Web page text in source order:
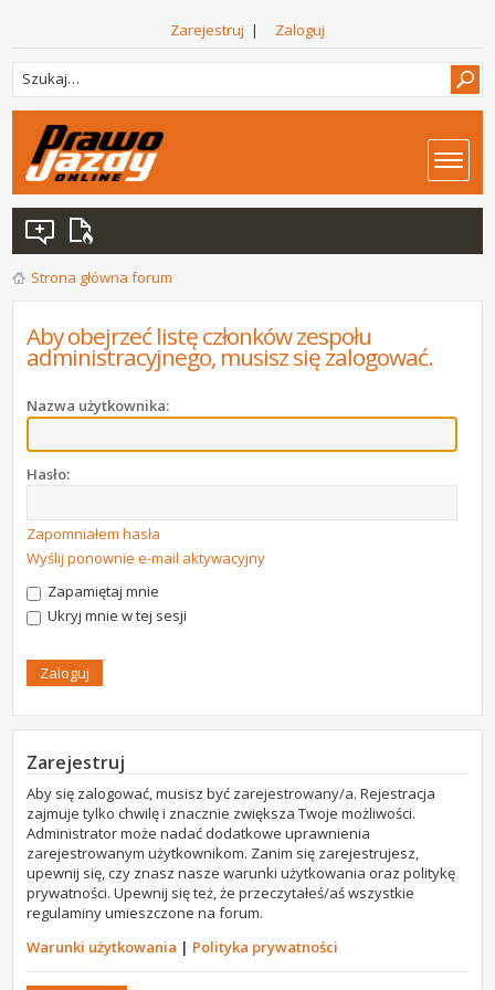
Zarejestruj | Zaloguj
Strona główna forum
Aby obejrzeć listę członków zespołu
administracyjnego, musisz się zalogować.
Nazwa użytkownika:
Hasło:
Zapomniałem hasła
Wyślij ponownie e-mail aktywacyjny
Zapamiętaj mnie
Ukryj mnie w tej sesji
Zarejestruj
Aby się zalogować, musisz być zarejestrowany/a. Rejestracja
zajmuje tylko chwilę i znacznie zwiększa Twoje możliwości.
Administrator może nadać dodatkowe uprawnienia
zarejestrowanym użytkownikom. Zanim się zarejestrujesz,
upewnij się, czy znasz nasze warunki użytkowania oraz politykę
prywatności. Upewnij się też, że przeczytałeś/aś wszystkie
regulaminy umieszczone na forum.
Warunki użytkowania | Polityka prywatności